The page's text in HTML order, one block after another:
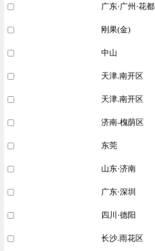
广东·广州·花都
刚果(金)
中山
天津.南开区
天津.南开区
济南-槐荫区
东莞
山东·济南
广东·深圳
四川·德阳
长沙.雨花区